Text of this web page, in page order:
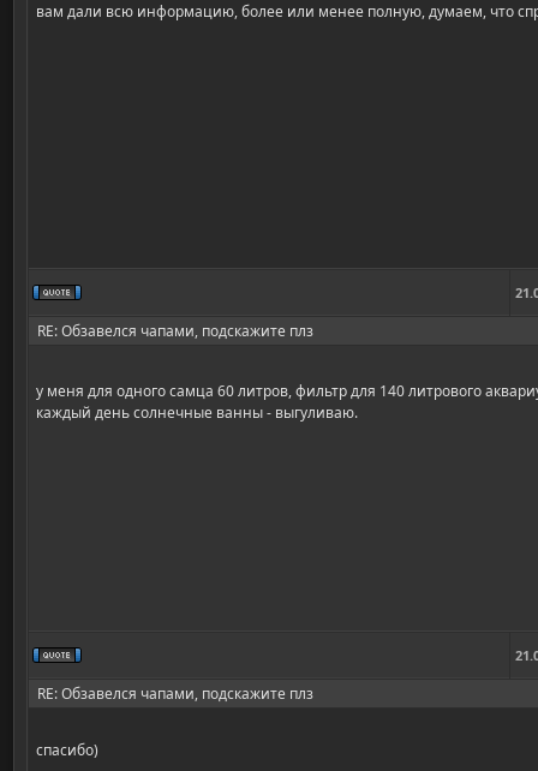
вам дали всю информацию, более или менее полную, думаем, что
RE: Обзавелся чапами, подскажите плз
у меня для одного самца 60 литров, фильтр для 140 литрового
каждый день солнечные ванны - выгуливаю.
RE: Обзавелся чапами, подскажите плз
спасибо)